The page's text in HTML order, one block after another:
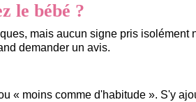
le bébé ?
mais aucun signe pris isolément
demander un avis.
« moins comme d'habitude ». S'y